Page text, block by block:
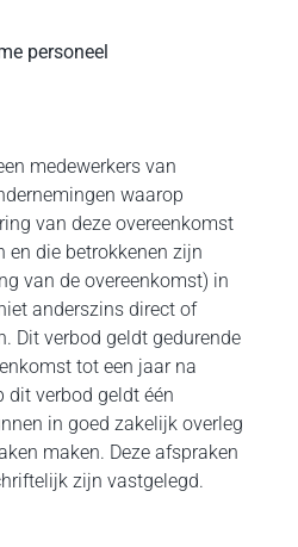
personeel
medewerkers van
waarop
van deze overeenkomst
en die betrokkenen zijn
van de overeenkomst) in
anderszins direct of
Dit verbod geldt gedurende
tot een jaar na
dit verbod geldt één
in goed zakelijk overleg
maken. Deze afspraken
zijn vastgelegd.